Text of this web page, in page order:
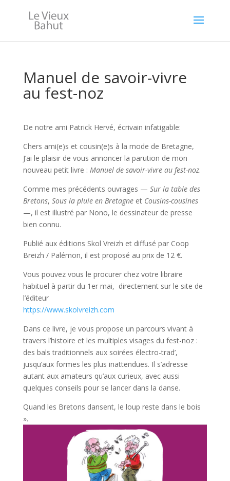
Manuel de savoir-vivre
au fest-noz
De notre ami Patrick Hervé, écrivain infatigable:
Chers ami(e)s et cousin(e)s à la mode de Bretagne,
J’ai le plaisir de vous annoncer la parution de mon
nouveau petit livre : Manuel de savoir-vivre au fest-noz.
Comme mes précédents ouvrages — Sur la table des
Bretons, Sous la pluie en Bretagneet Cousins-cousines
—, il est illustré par Nono, le dessinateur de presse
bien connu.
Publié aux éditions Skol Vreizh et diffusé par Coop
Breizh / Palémon, il est proposé au prix de 12 €.
Vous pouvez vous le procurer chez votre libraire
habituel à partir du 1er mai, directement sur le site de
l’éditeur
https://www.skolvreizh.com
Dans ce livre, je vous propose un parcours vivant à
travers l’histoire et les multiples visages du fest-noz :
des bals traditionnels aux soirées électro-trad’,
jusqu’aux formes les plus inattendues. Il s’adresse
autant aux amateurs qu’aux curieux, avec aussi
quelques conseils pour se lancer dans la danse.
Quand les Bretons dansent, le loup reste dans le bois
».